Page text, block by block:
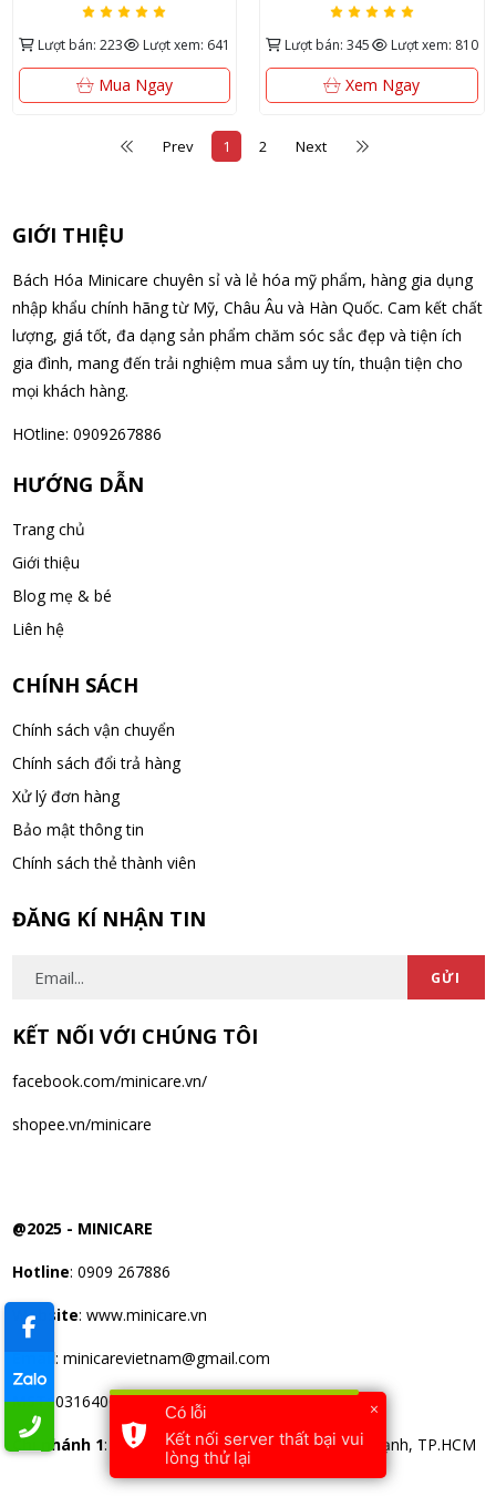
Lượt bán: 223 Lượt xem: 641
Mua Ngay
Lượt bán: 345 Lượt xem: 810
Xem Ngay
Prev 1 2 Next
GIỚI THIỆU
Bách Hóa Minicare chuyên sỉ và lẻ hóa mỹ phẩm, hàng gia dụng
nhập khẩu chính hãng từ Mỹ, Châu Âu và Hàn Quốc. Cam kết chất
lượng, giá tốt, đa dạng sản phẩm chăm sóc sắc đẹp và tiện ích
gia đình, mang đến trải nghiệm mua sắm uy tín, thuận tiện cho
mọi khách hàng.
HOtline: 0909267886
HƯỚNG DẪN
Trang chủ
Giới thiệu
Blog mẹ & bé
Liên hệ
CHÍNH SÁCH
Chính sách vận chuyển
Chính sách đổi trả hàng
Xử lý đơn hàng
Bảo mật thông tin
Chính sách thẻ thành viên
ĐĂNG KÍ NHẬN TIN
GỬI
KẾT NỐI VỚI CHÚNG TÔI
facebook.com/minicare.vn/
shopee.vn/minicare
@2025 - MINICARE
Hotline: 0909 267886
Website: www.minicare.vn
Email: minicarevietnam@gmail.com
MST:0316400389
Chi nhánh 1: 234 Nguyễn Văn Đậu, P.11, Q.Bình Thạnh, TP.HCM
×
Có lỗi
Kết nối server thất bại vui
lòng thử lại